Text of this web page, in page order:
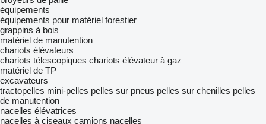
équipements
équipements pour matériel forestier
grappins à bois
matériel de manutention
chariots élévateurs
chariots télescopiques chariots élévateur à gaz
matériel de TP
excavateurs
tractopelles mini-pelles pelles sur pneus pelles sur chenilles pelles
de manutention
nacelles élévatrices
nacelles à ciseaux camions nacelles